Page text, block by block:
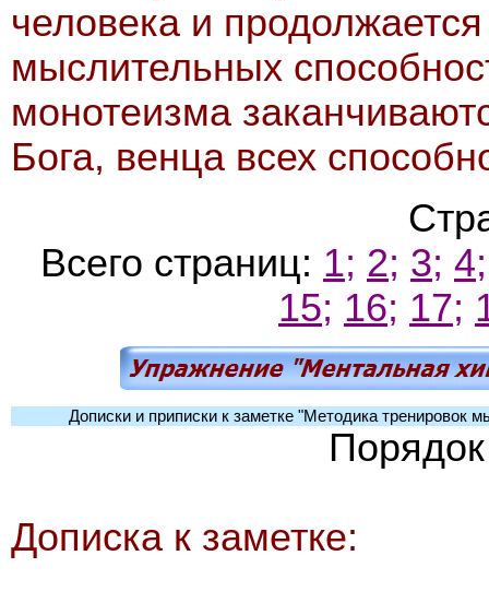
человека и
мыслительных
монотеизма
Бога, венца всех
Всего страниц: 1; 2; 3; 4;
15; 16; 17;
Дописки и приписки к заметке "Методика тренировок
Дописка к заметке: